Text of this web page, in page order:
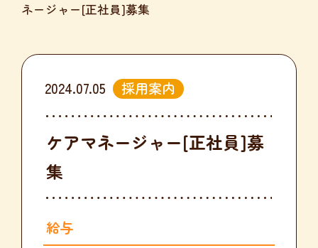
ネージャー[正社員]募集
2024.07.05 採用案内
ケアマネージャー[正社員]募
集
給与